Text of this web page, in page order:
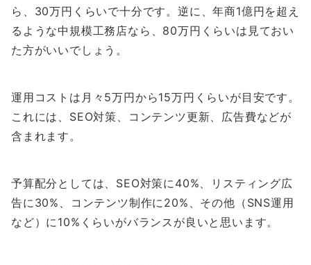
ら、30万円くらいで十分です。逆に、年商1億円を超え
るような中規模工務店なら、80万円くらいは見ておい
た方がいいでしょう。
運用コストは月々5万円から15万円くらいが目安です。
これには、SEO対策、コンテンツ更新、広告費などが
含まれます。
予算配分としては、SEO対策に40%、リスティング広
告に30%、コンテンツ制作に20%、その他（SNS運用
など）に10%くらいがバランスが良いと思います。